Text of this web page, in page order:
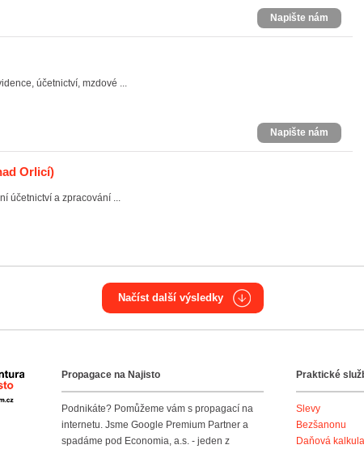
Napište nám
účetnictví, mzdové ...
Napište nám
Orlicí)
účetnictví a zpracování ...
Načíst další výsledky
Agentura NajistoPropagace na Najisto
Podnikáte? Pomůžeme vám s propagací na
internetu. Jsme Google Premium Partner a
spadáme pod Economia, a.s. - jeden z
Praktické
Slevy
Bezšanonu
Daňová